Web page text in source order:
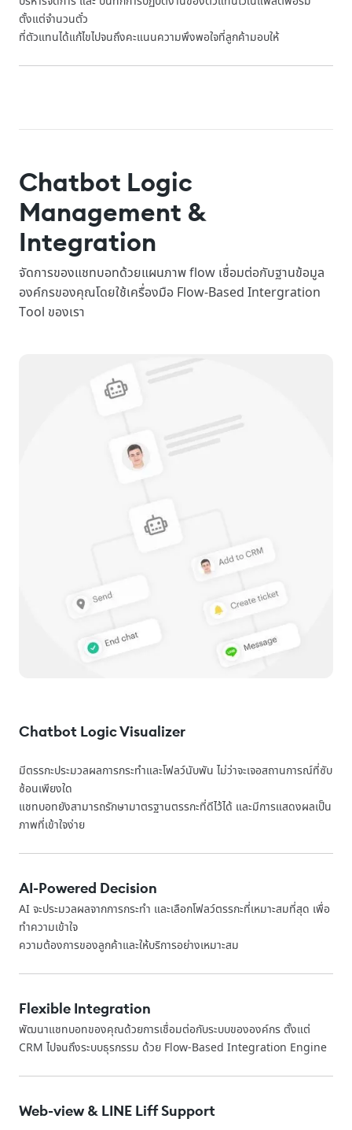
ตั้งแต่จำนวนตั๋ว
ที่ตัวแทนได้แก้ไขไปจนถึงคะแนนความพึงพอใจที่ลูกค้ามอบให้
Chatbot Logic
Management &
Integration
จัดการของแชทบอทด้วยแผนภาพ flow เชื่อมต่อกับฐานข้อมูล
องค์กรของคุณโดยใช้เครื่องมือ Flow-Based Intergration
Tool ของเรา
Chatbot Logic Visualizer
มีตรรกะประมวลผลการกระทำและโฟลว์นับพัน ไม่ว่าจะเจอสถานการณ์ที่ซับ
ซ้อนเพียงใด
แชทบอทยังสามารถรักษามาตรฐานตรรกะที่ดีไว้ได้ และมีการแสดงผลเป็น
ภาพที่เข้าใจง่าย
AI-Powered Decision
AI จะประมวลผลจากการกระทำ และเลือกโฟลว์ตรรกะที่เหมาะสมที่สุด เพื่อ
ทำความเข้าใจ
ความต้องการของลูกค้าและให้บริการอย่างเหมาะสม
Flexible Integration
พัฒนาแชทบอทของคุณด้วยการเชื่อมต่อกับระบบขององค์กร ตั้งแต่
CRM ไปจนถึงระบบธุรกรรม ด้วย Flow-Based Integration Engine
Web-view & LINE Liff Support